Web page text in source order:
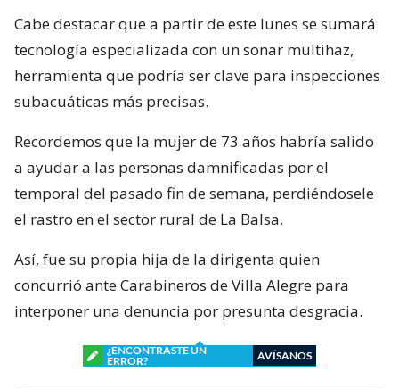
Cabe destacar que a partir de este lunes se sumará
tecnología especializada con un sonar multihaz,
herramienta que podría ser clave para inspecciones
subacuáticas más precisas.
Recordemos que la mujer de 73 años habría salido
a ayudar a las personas damnificadas por el
temporal del pasado fin de semana, perdiéndosele
el rastro en el sector rural de La Balsa.
Así, fue su propia hija de la dirigenta quien
concurrió ante Carabineros de Villa Alegre para
interponer una denuncia por presunta desgracia.
¿ENCONTRASTE UN
ERROR?
AVÍSANOS